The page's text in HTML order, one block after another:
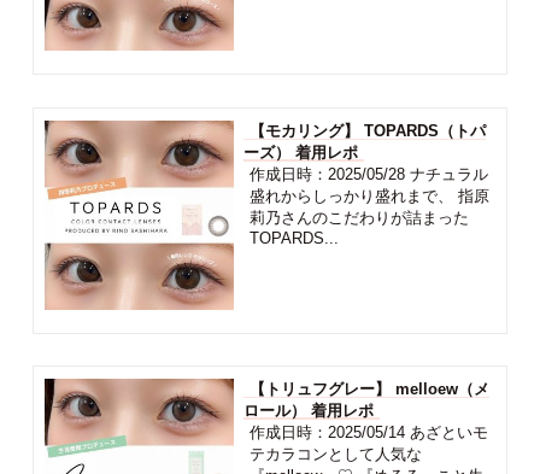
【モカリング】 TOPARDS（トパ
ーズ） 着用レポ
作成日時：2025/05/28 ナチュラル
盛れからしっかり盛れまで、 指原
莉乃さんのこだわりが詰まった
TOPARDS...
【トリュフグレー】 melloew（メ
ロール） 着用レポ
作成日時：2025/05/14 あざといモ
テカラコンとして人気な